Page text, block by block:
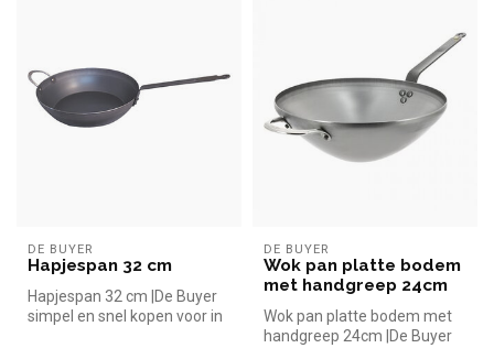
DE BUYER
Hapjespan 32 cm
Hapjespan 32 cm |De Buyer
simpel en snel kopen voor in
DE BUYER
Wok pan platte bodem
met handgreep 24cm
Wok pan platte bodem met
handgreep 24cm |De Buyer